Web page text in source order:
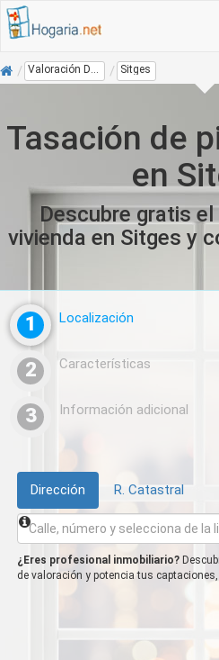
Inicio Sitges
Tasación de
en
Descubre gratis
vivienda en Sitges y
1 Localización
2 Características
3 Información adicional
Dirección R. Catastral
¿Eres profesional inmobiliario?
de valoración y potencia tus captaciones,